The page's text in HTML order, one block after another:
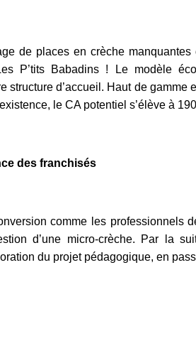
de places en crèche
P’tits Babadins ! Le modèle
structure d’accueil. Haut de
le CA potentiel s’élève à
des franchisés
comme les professionnels
d’une micro-crèche. Par la
du projet pédagogique, en